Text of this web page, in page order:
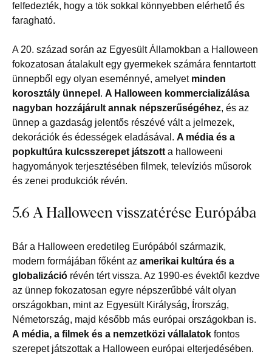
felfedezték, hogy a tök sokkal könnyebben elérhető és
faragható.
A 20. század során az Egyesült Államokban a Halloween
fokozatosan átalakult egy gyermekek számára fenntartott
ünnepből egy olyan eseménnyé, amelyet minden
korosztály ünnepel . A Halloween kommercializálása
nagyban hozzájárult annak népszerűségéhez, és az
ünnep a gazdaság jelentős részévé vált a jelmezek,
dekorációk és édességek eladásával. A média és a
popkultúra kulcsszerepet játszotta halloweeni
hagyományok terjesztésében filmek, televíziós műsorok
és zenei produkciók révén.
5.6 A Halloween visszatérése Európába
Bár a Halloween eredetileg Európából származik,
modern formájában főként az amerikai kultúra és a
globalizáció révén tért vissza. Az 1990-es évektől kezdve
az ünnep fokozatosan egyre népszerűbbé vált olyan
országokban, mint az Egyesült Királyság, Írország,
Németország, majd később más európai országokban is.
A média, a filmek és a nemzetközi vállalatok fontos
szerepet játszottak a Halloween európai elterjedésében.